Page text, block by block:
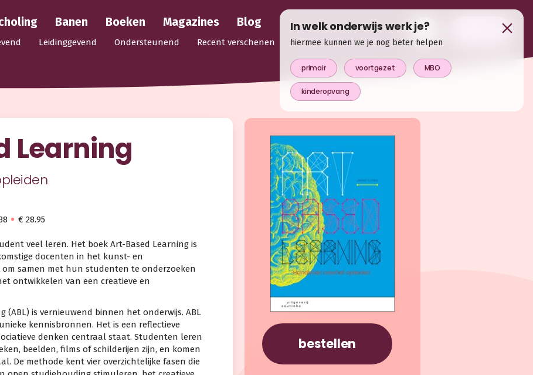
Banen Boeken Magazines Blog
Leidinggevend Ondersteunend Recent verschenen
Learning
€ 28.95
veel leren. Het boek Art-Based Learning is
docenten in het kunst- en
samen met hun studenten te onderzoeken
ontwikkelen van een creatieve en
(ABL) is vernieuwend binnen het onderwijs. ABL
kennisbronnen. Het is een reflectieve
denken centraal staat. Studenten leren
beelden, films of schilderijen zijn, en komen
De methode kent vier overzichtelijke fasen die
bestellen
In welk onderwijs werk je?
hiermee kunnen we je nog beter helpen
primair voortgezet MBO
kinderopvang